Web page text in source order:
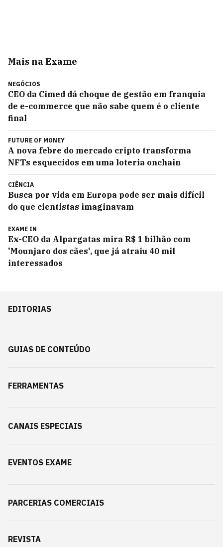
Mais na Exame
NEGÓCIOS
CEO da Cimed dá choque de gestão em franquia
de e-commerce que não sabe quem é o cliente
final
FUTURE OF MONEY
A nova febre do mercado cripto transforma
NFTs esquecidos em uma loteria onchain
CIÊNCIA
Busca por vida em Europa pode ser mais difícil
do que cientistas imaginavam
EXAME IN
Ex-CEO da Alpargatas mira R$ 1 bilhão com
'Mounjaro dos cães', que já atraiu 40 mil
interessados
EDITORIAS
GUIAS DE CONTEÚDO
FERRAMENTAS
CANAIS ESPECIAIS
EVENTOS EXAME
PARCERIAS COMERCIAIS
REVISTA